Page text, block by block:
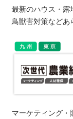
最新のハウス・露
鳥獣害対策などあ
マーケティング